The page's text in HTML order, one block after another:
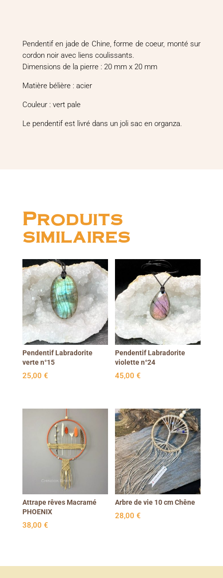
Pendentif en jade de Chine, forme de coeur, monté sur
cordon noir avec liens coulissants.
Dimensions de la pierre : 20 mm x 20 mm
Matière bélière : acier
Couleur : vert pale
Le pendentif est livré dans un joli sac en organza.
Produits
similaires
Pendentif Labradorite
verte n°15
25,00 €
Pendentif Labradorite
violette n°24
45,00€
Attrape rêves Macramé
PHOENIX
38,00 €
Arbre de vie 10 cm Chêne
28,00€